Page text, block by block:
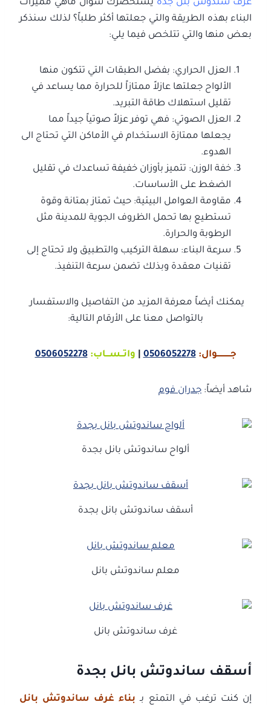
غرف سندوش بنل جدة يستحضرك سؤال ماهي مميزات
البناء بهذه الطريقة والتي جعلتها أكثر طلباً؟ لذلك سنذكر
بعض منها والتي تتلخص فيما يلي:
العزل الحراري: بفضل الطبقات التي تتكون منها
الألواح جعلتها عازلاً ممتازاً للحرارة مما يساعد في
تقليل استهلاك طاقة التبريد.
العزل الصوتي: فهي توفر عزلاً صوتياً جيداً مما
يجعلها ممتازة الاستخدام في الأماكن التي تحتاج الى
الهدوء.
خفة الوزن: تتميز بأوزان خفيفة تساعدك في تقليل
الضغط على الأساسات.
مقاومة العوامل البيئية: حيث تمتاز بمتانة وقوة
تستطيع بها تحمل الظروف الجوية للمدينة مثل
الرطوبة والحرارة.
سرعة البناء: سهلة التركيب والتطبيق ولا تحتاج إلى
تقنيات معقدة وبذلك تضمن سرعة التنفيذ.
يمكنك أيضاً معرفة المزيد من التفاصيل والاستفسار
بالتواصل معنا على الأرقام التالية:
جـــــــــــوال:0506052278 واتــســـاب:0506052278
شاهد أيضاً: جدران فوم
ألواح ساندوتش بانل بجدة
أسقف ساندوتش بانل بجدة
معلم ساندوتش بانل
غرف ساندوتش بانل
أسقف ساندوتش بانل بجدة
إن كنت ترغب في التمتع بـ بناء غرف ساندوتش بانل